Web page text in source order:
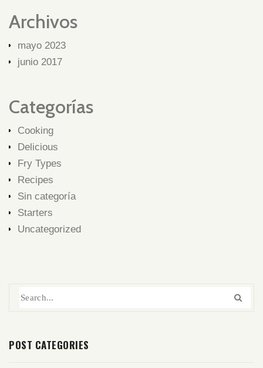
Archivos
mayo 2023
junio 2017
Categorías
Cooking
Delicious
Fry Types
Recipes
Sin categoría
Starters
Uncategorized
POST CATEGORIES